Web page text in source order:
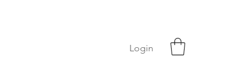
Login